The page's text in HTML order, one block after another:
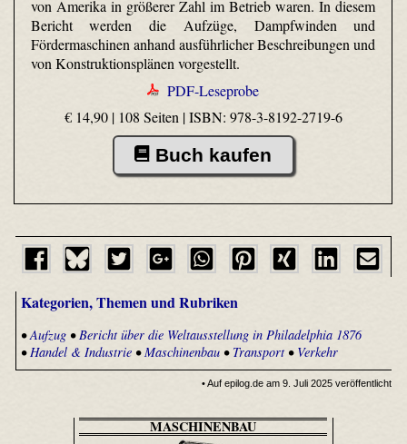
von Amerika in größerer Zahl im Betrieb waren. In diesem
Bericht werden die Aufzüge, Dampfwinden und
Fördermaschinen anhand ausführlicher Beschreibungen und
von Konstruktionsplänen vorgestellt.
PDF-Leseprobe
€ 14,90 | 108 Seiten |ISBN: 978-3-8192-2719-6
Buch kaufen
Kategorien, Themen und Rubriken
•Aufzug• Bericht über die Weltausstellung in Philadelphia 1876
• Handel & Industrie• Maschinenbau• Transport• Verkehr
• Auf epilog.de am 9. Juli 2025 veröffentlicht
MASCHINENBAU